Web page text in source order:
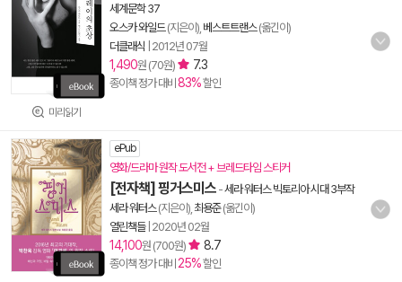
미리읽기
세계문학 37
오스카 와일드(지은이), 베스트트랜스(옮긴이)
더클래식 2012년 07월
1,490원 (70원) 7.3
종이책 정가 대비 83%할인
ePub
영화/드라마 원작 도서전 + 브레드타임 스티커
[전자책] 핑거스미스 -세라 워터스 빅토리아 시대 3부작
세라 워터스(지은이), 최용준(옮긴이)
열린책들| 2020년 02월
14,100원 (700원) 8.7
종이책 정가 대비 25%할인